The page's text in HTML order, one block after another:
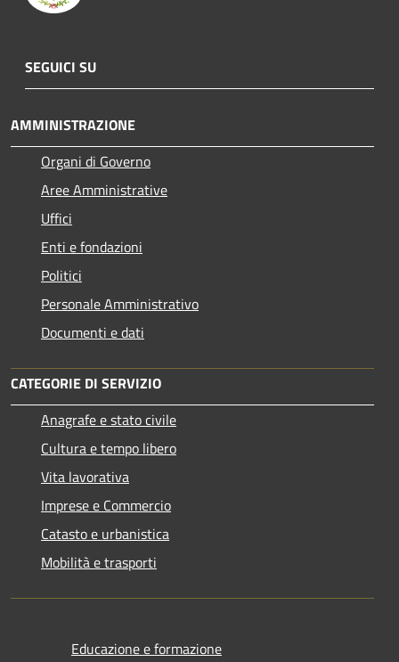
SEGUICI SU
AMMINISTRAZIONE
Organi di Governo
Aree Amministrative
Uffici
Enti e fondazioni
Politici
Personale Amministrativo
Documenti e dati
CATEGORIE DI SERVIZIO
Anagrafe e stato civile
Cultura e tempo libero
Vita lavorativa
Imprese e Commercio
Catasto e urbanistica
Mobilità e trasporti
Educazione e formazione